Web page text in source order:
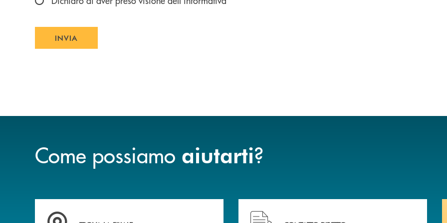
INVIA FORM
INVIA
Come possiamo aiutarti?
Accedi all' elenco completo delle filiali della BCC di Spello e del VelinoHai bisogno di assistenza immediata? Contattaci !